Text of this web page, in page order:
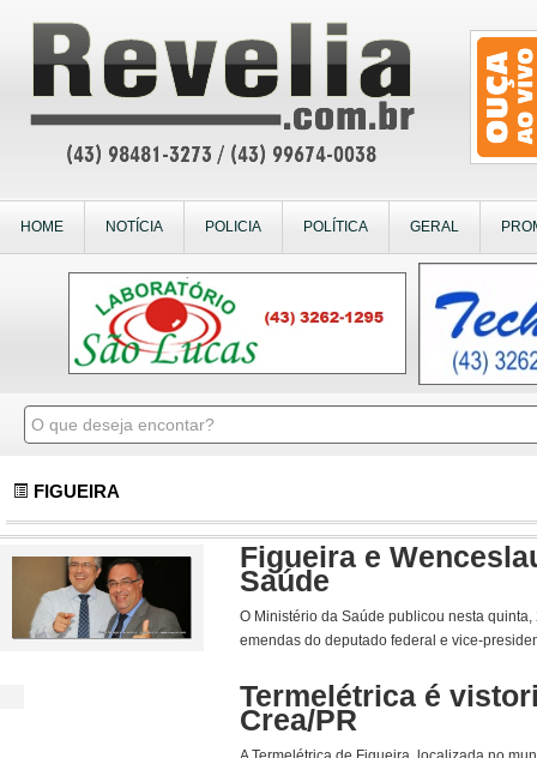
HOME NOTÍCIA POLICIA POLÍTICA GERAL
FIGUEIRA
Figueira e
Saúde
O Ministério da Saúde publicou nesta
emendas do deputado federal e vice-
Termelétrica é
Crea/PR